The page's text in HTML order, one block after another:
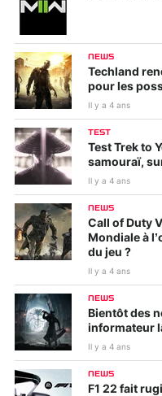
NEWS
Techland
pour les
Il y a 4 ans
TEST
Test Trek to
samouraï,
Il y a 4 ans
NEWS
Call of Duty
Mondiale à
du jeu ?
Il y a 4 ans
NEWS
Bientôt des
informateur
Il y a 4 ans
NEWS
F1 22 fait